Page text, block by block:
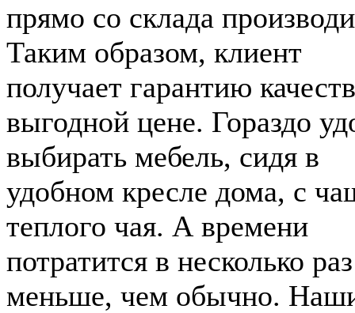
прямо со склада
Таким образом, клиент
получает гарантию
выгодной цене. Гораздо
выбирать мебель, сидя в
удобном кресле дома, с
теплого чая. А времени
потратится в несколько раз
меньше, чем обычно.